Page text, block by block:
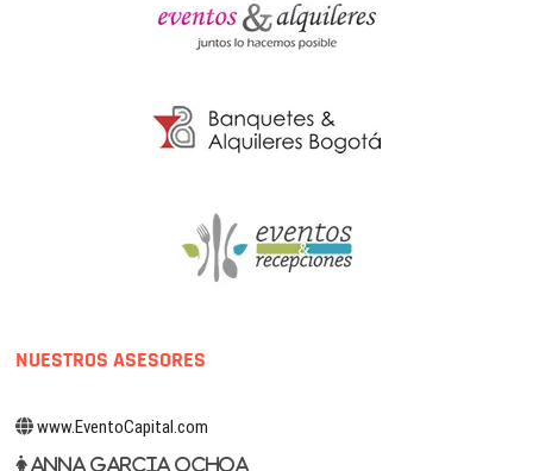
NUESTROS ASESORES
www.EventoCapital.com
Anna Garcia Ochoa